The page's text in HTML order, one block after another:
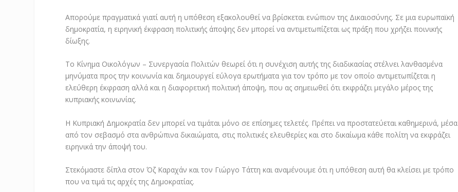
Απορούμε πραγματικά γιατί αυτή η υπόθεση εξακολουθεί να βρίσκεται ενώπιον της Δικαιοσύνης. Σε μια ευρωπαϊκή
δημοκρατία, η ειρηνική έκφραση πολιτικής άποψης δεν μπορεί να αντιμετωπίζεται ως πράξη που χρήζει ποινικής
δίωξης.
Το Κίνημα Οικολόγων – Συνεργασία Πολιτών θεωρεί ότι η συνέχιση αυτής της διαδικασίας στέλνει λανθασμένα
μηνύματα προς την κοινωνία και δημιουργεί εύλογα ερωτήματα για τον τρόπο με τον οποίο αντιμετωπίζεται η
ελεύθερη έκφραση αλλά και η διαφορετική πολιτική άποψη, που ας σημειωθεί ότι εκφράζει μεγάλο μέρος της
κυπριακής κοινωνίας.
Η Κυπριακή Δημοκρατία δεν μπορεί να τιμάται μόνο σε επίσημες τελετές. Πρέπει να προστατεύεται καθημερινά, μέσα
από τον σεβασμό στα ανθρώπινα δικαιώματα, στις πολιτικές ελευθερίες και στο δικαίωμα κάθε πολίτη να εκφράζει
ειρηνικά την άποψή του.
Στεκόμαστε δίπλα στον Όζ Καραχάν και τον Γιώργο Τάττη και αναμένουμε ότι η υπόθεση αυτή θα κλείσει με τρόπο
που να τιμά τις αρχές της Δημοκρατίας.